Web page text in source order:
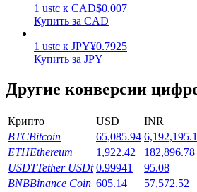
Силовая свинья
1 ustc к CAD$0.007
Купить за CAD
1 ustc к JPY¥0.7925
Купить за JPY
Другие конверсии
Крипто USD INR
BTCBitcoin 65,085.94
ETHEthereum 1,922.42 182,896.78
USDTTether USDt 0.99941 95.08
BNBBinance Coin 605.14 57,572.52